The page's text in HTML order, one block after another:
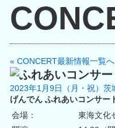
« CONCERT最新情報一覧へ
2023年1月9日（月・祝）
げんでん ふれあいコンサー
会場：
東海文化